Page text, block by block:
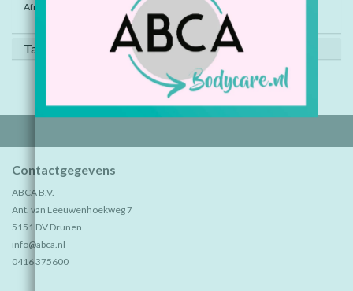
Afm. kaartje 7,4 x 10,5 cm
Tags (0)
Contactgegevens
ABCA B.V.
Ant. van Leeuwenhoekweg 7
5151 DV Drunen
info@abca.nl
0416 375600